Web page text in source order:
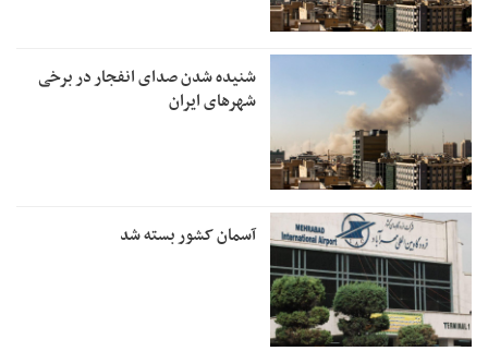
شنیده شدن صدای انفجار در برخی
شهرهای ایران
آسمان کشور بسته شد